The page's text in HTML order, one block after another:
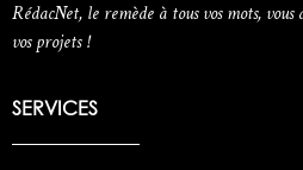
RédacNet, le remède à tous vos mots,
vos projets !
SERVICES